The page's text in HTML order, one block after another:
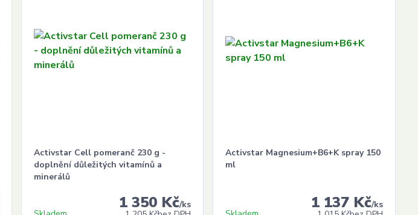
Activstar Cell pomeranč 230 g -
doplnění důležitých vitamínů a
minerálů
1 350 Kč/ks
Activstar Magnesium+B6+K spray 150
ml
1 137 Kč/ks